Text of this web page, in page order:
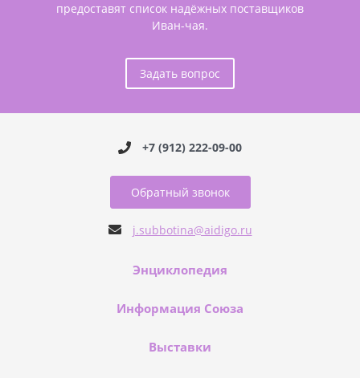
предоставят список надёжных поставщиков
Иван-чая.
Задать вопрос
+7 (912) 222-09-00
Обратный звонок
j.subbotina@aidigo.ru
Энциклопедия
Информация Союза
Выставки